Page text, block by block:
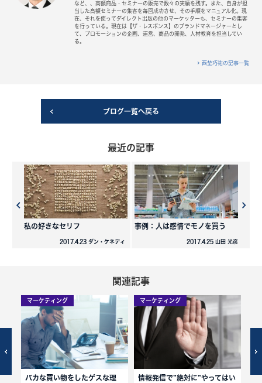
など、、高額商品・セミナーの販売で数々の実績を残す。また、自身が担
当した高額セミナーの集客を毎回成功させ、その手順をマニュアル化。現
在、それを使ってダイレクト出版の他のマーケッターも、セミナーの集客
を行っている。現在は【ザ・レスポンス】のブランドマネージャーとし
て、プロモーションの企画、運営、商品の開発、人材教育を担当してい
る。
西埜巧祐の記事一覧
ブログ一覧へ戻る
最近の記事
私の好きなセリフ
2017.4.23 ダン・ケネディ
事例：人は感情でモノを買う
2017.4.25 山田 光彦
関連記事
マーケティング
バカな買い物をしたゲスな理
マーケティング
情報発信で”絶対に”やってはい